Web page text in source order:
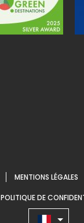
MENTIONS LÉGALES
POLITIQUE DE